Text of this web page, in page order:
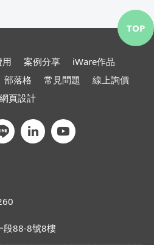
案例分享
iWare作品
部落格 常見問題
線上詢價
網頁設計
段88-8號8樓
TOP